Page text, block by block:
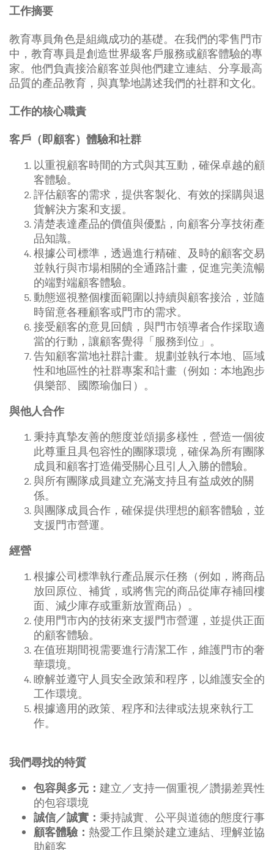
工作摘要
教育專員角色是組織成功的基礎。在我們的零售門市
中，教育專員是創造世界級客戶服務或顧客體驗的專
家。他們負責接洽顧客並與他們建立連結、分享最高
品質的產品教育，與真摯地講述我們的社群和文化。
工作的核心職責
客戶（即顧客）體驗和社群
以重視顧客時間的方式與其互動，確保卓越的顧
客體驗。
評估顧客的需求，提供客製化、有效的採購與退
貨解決方案和支援。
清楚表達產品的價值與優點，向顧客分享技術產
品知識。
根據公司標準，透過進行精確、及時的顧客交易
並執行與市場相關的全通路計畫，促進完美流暢
的端對端顧客體驗。
動態巡視整個樓面範圍以持續與顧客接洽，並隨
時留意各種顧客或門市的需求。
接受顧客的意見回饋，與門市領導者合作採取適
當的行動，讓顧客覺得「服務到位」。
告知顧客當地社群計畫。規劃並執行本地、區域
性和地區性的社群專案和計畫（例如：本地跑步
俱樂部、國際瑜伽日）。
與他人合作
秉持真摯友善的態度並頌揚多樣性，營造一個彼
此尊重且具包容性的團隊環境，確保為所有團隊
成員和顧客打造備受關心且引人入勝的體驗。
與所有團隊成員建立充滿支持且有益成效的關
係。
與團隊成員合作，確保提供理想的顧客體驗，並
支援門市營運。
經營
根據公司標準執行產品展示任務（例如，將商品
放回原位、補貨，或將售完的商品從庫存補回樓
面、減少庫存或重新放置商品）。
使用門市內的技術來支援門市營運，並提供正面
的顧客體驗。
在值班期間視需要進行清潔工作，維護門市的奢
華環境。
瞭解並遵守人員安全政策和程序，以維護安全的
工作環境。
根據適用的政策、程序和法律或法規來執行工
作。
我們尋找的特質
包容與多元： 建立／支持一個重視／讚揚差異性
的包容環境
誠信／誠實： 秉持誠實、公平與道德的態度行事
顧客體驗： 熱愛工作且樂於建立連結、理解並協
助顧客